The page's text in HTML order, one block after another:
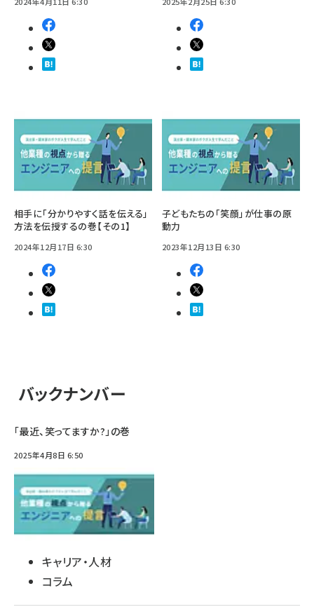
相手に「分かりやすく話を伝える」
方法を伝授するの巻【その1】
2024年12月17日 6:30
子どもたちの「笑顔」が仕事の原
動力
2023年12月13日 6:30
バックナンバー
「最近、笑ってますか?」の巻
2025年4月8日 6:50
キャリア・人材
コラム